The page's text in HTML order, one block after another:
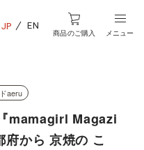
JP EN
商品のご購入 メニュー
aeru
mamagirl Magazi
から 京焼の こ